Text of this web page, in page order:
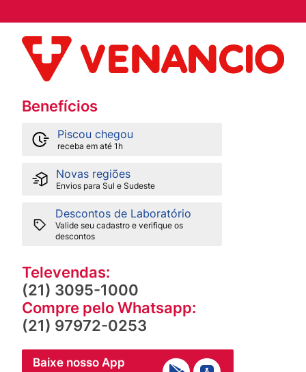
Benefícios
Piscou chegou
receba em até 1h
Novas regiões
Envios para Sul e Sudeste
Descontos de Laboratório
Valide seu cadastro e verifique os
descontos
Televendas:
(21) 3095-1000
Compre pelo Whatsapp:
(21) 97972-0253
Baixe nosso App